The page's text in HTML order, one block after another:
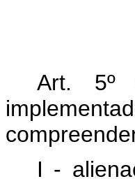
Art. 5º
I -